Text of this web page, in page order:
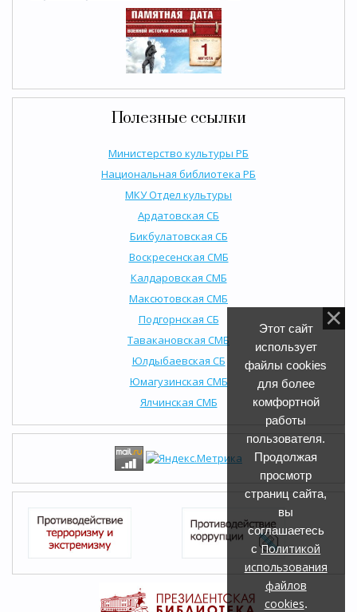
Полезные ссылки
Министерство культуры РБ
Национальная библиотека РБ
МКУ Отдел культуры
Ардатовская СБ
Бикбулатовская СБ
Воскресенская СМБ
Калдаровская СМБ
Максютовская СМБ
Подгорнская СБ
Тавакановская СМБ
Юлдыбаевская СБ
Юмагузинская СМБ
Ялчинская СМБ
Этот сайт
использует
файлы cookies
для более
комфортной
работы
пользователя.
Продолжая
просмотр
страниц сайта,
вы
соглашаетесь
сПолитикой
использования
файлов
cookies.